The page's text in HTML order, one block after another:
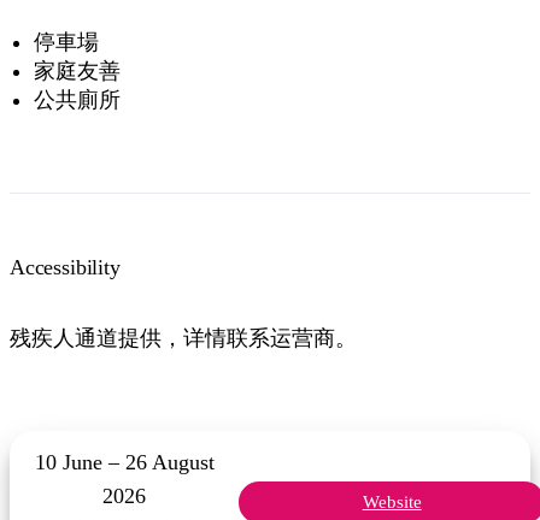
停車場
家庭友善
公共廁所
Accessibility
残疾人通道提供，详情联系运营商。
10 June – 26 August
2026
Website